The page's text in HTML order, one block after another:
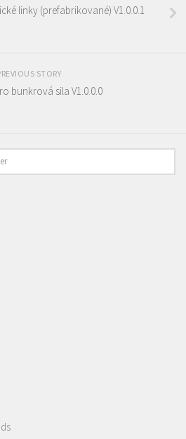
linky (prefabrikované) V1.0.0.1
STORY
bunkrová sila V1.0.0.0